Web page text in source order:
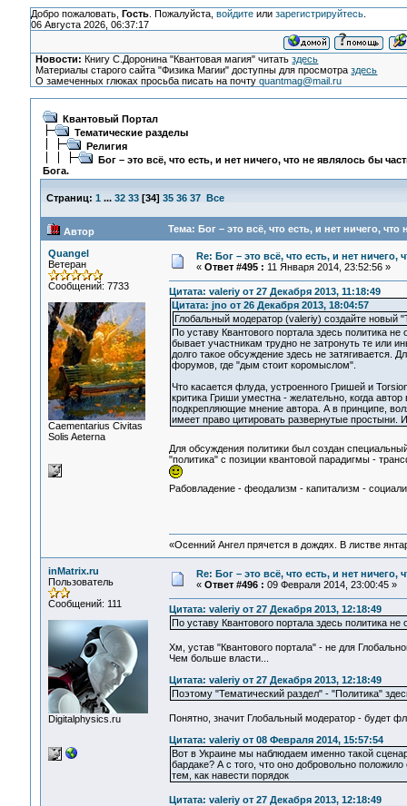
Добро пожаловать, Гость. Пожалуйста, войдитеили зарегистрируйтесь.
06 Августа 2026, 06:37:17
Новости: Книгу С.Доронина "Квантовая магия" читатьздесь
Материалы старого сайта "Физика Магии" доступны для просмотраздесь
О замеченных глюках просьба писать на почтуquantmag@mail.ru
Квантовый Портал
Тематические разделы
Религия
Бог – это всё, что есть, и нет ничего, что не являлось бы
Бога.
Страниц: 1 ... 32 33[34] 35 36 37 Все
Автор Тема: Бог – это всё, что есть, и нет ничего,
Quangel
Ветеран
Сообщений: 7733
Сaementarius Civitas
Solis Aeterna
Re: Бог – это всё, что есть, и нет
« Ответ #495 : 11 Января 2014, 23:52:56 »
Цитата: valeriy от 27 Декабря 2013, 11:18:49
Цитата: jno от 26 Декабря 2013, 18:04:57
Глобальный модератор (valeriy) создайте новый
По уставу Квантового портала здесь политика
бывает участникам трудно не затронуть те или
долго такое обсуждение здесь не затягивается.
форумов, где "дым стоит коромыслом".
Что касается флуда, устроенного Гришей и
критика Гриши уместна - желательно, когда
подкрепляющие мнение автора. А в принципе,
имеет право цитировать развернутые простыни.
Для обсуждения политики был создан
"политика" с позиции квантовой парадигмы -
Рабовладение - феодализм - капитализм -
«Осенний Ангел прячется в дождях. В листве
inMatrix.ru
Пользователь
Сообщений: 111
Digitalphysics.ru
Re: Бог – это всё, что есть, и нет
« Ответ #496 : 09 Февраля 2014, 23:00:45 »
Цитата: valeriy от 27 Декабря 2013, 12:18:49
По уставу Квантового портала здесь политика не
Хм, устав "Квантового портала" - не для
Чем больше власти...
Цитата: valeriy от 27 Декабря 2013, 12:18:49
Поэтому "Тематический раздел" - "Политика"
Понятно, значит Глобальный модератор - будет
Цитата: valeriy от 08 Февраля 2014, 15:57:54
Вот в Украине мы наблюдаем именно такой
бардаке? А с того, что оно добровольно
тем, как навести порядок
Цитата: valeriy от 27 Декабря 2013, 12:18:49